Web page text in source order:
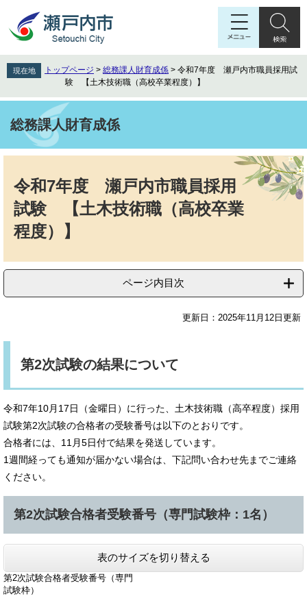
先
頭
を
飛
文
現在地 トップページ > 総務課人財育成係 > 令和7年度 瀬戸内市職員採用試
験 【土木技術職（高校卒業程度）】
総務課人財育成係
令和7年度 瀬戸内市職員採用
試験 【土木技術職（高校卒業
程度）】
ページ内目次
更新日：2025年11月12日更新
第2次試験の結果について
令和7年10月17日（金曜日）に行った、土木技術職（高卒程度）採用
試験第2次試験の合格者の受験番号は以下のとおりです。
合格者には、11月5日付で結果を発送しています。
1週間経っても通知が届かない場合は、下記問い合わせ先までご連絡
ください。
第2次試験合格者受験番号（専門試験枠：1名）
表のサイズを切り替える
第2次試験合格者受験番号（専門
試験枠）